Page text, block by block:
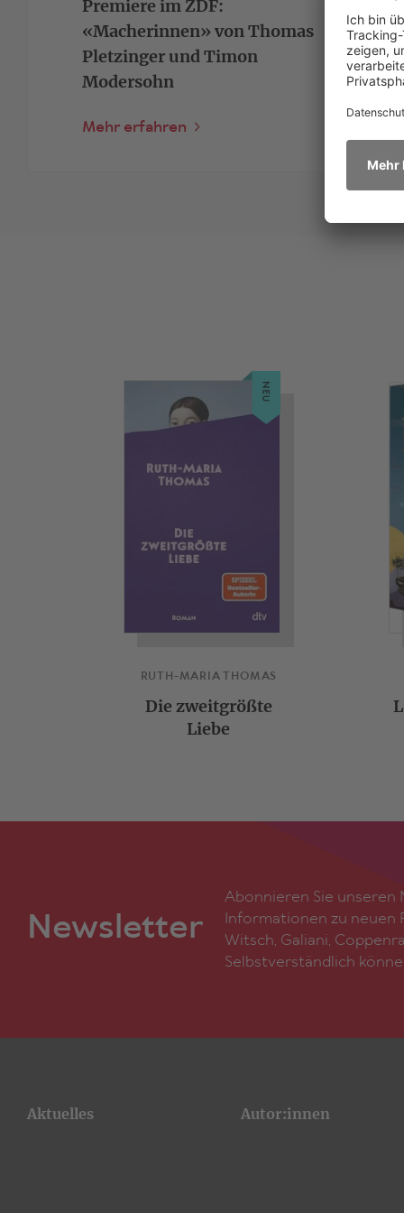
Premiere im ZDF:
«Macherinnen» von Thomas
Pletzinger und Timon
Modersohn
Mehr erfahren
RUTH-MARIA THOMAS
Die zweitgrößte
Liebe
Newsletter
Abonnieren Sie unseren
Informationen zu neuen
Witsch, Galiani,
Selbstverständlich
Aktuelles Autor:innen